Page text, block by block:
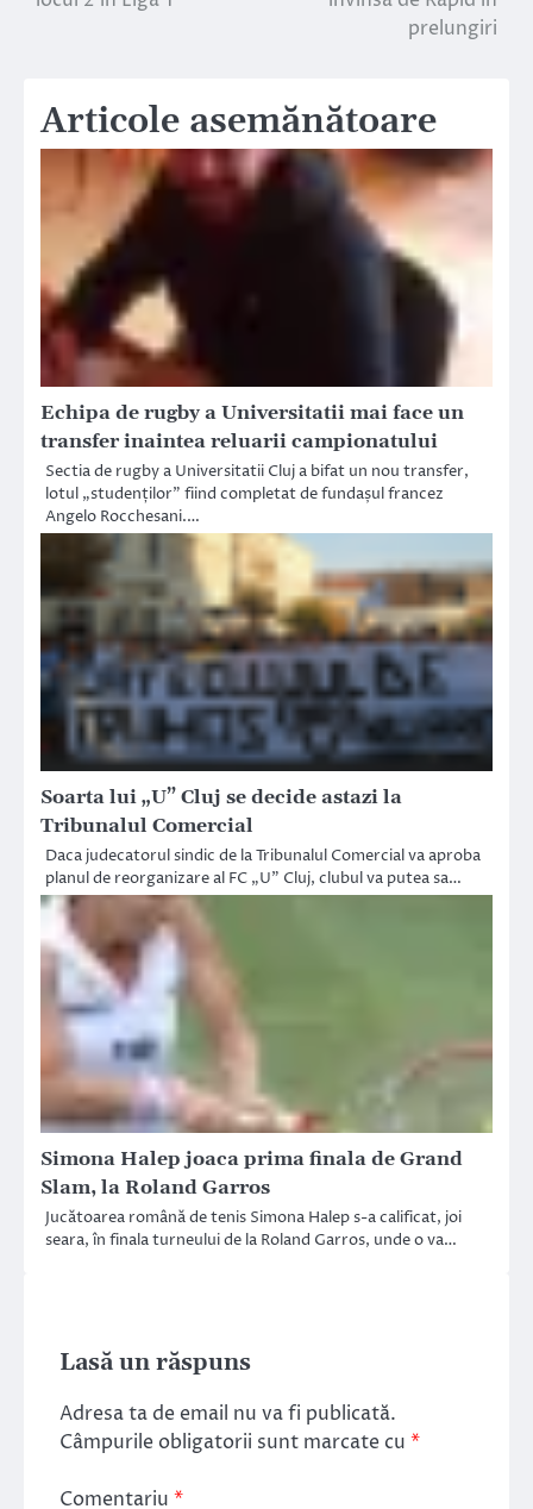
prelungiri
Articole asemănătoare
Echipa de rugby a Universitatii mai face un
transfer inaintea reluarii campionatului
Sectia de rugby a Universitatii Cluj a bifat un nou transfer,
lotul „studenților” fiind completat de fundașul francez
Angelo Rocchesani.…
Soarta lui „U” Cluj se decide astazi la
Tribunalul Comercial
Daca judecatorul sindic de la Tribunalul Comercial va aproba
planul de reorganizare al FC „U” Cluj, clubul va putea sa…
Simona Halep joaca prima finala de Grand
Slam, la Roland Garros
Jucătoarea română de tenis Simona Halep s-a calificat, joi
seara, în finala turneului de la Roland Garros, unde o va…
Lasă un răspuns
Adresa ta de email nu va fi publicată.
Câmpurile obligatorii sunt marcate cu *
Comentariu *